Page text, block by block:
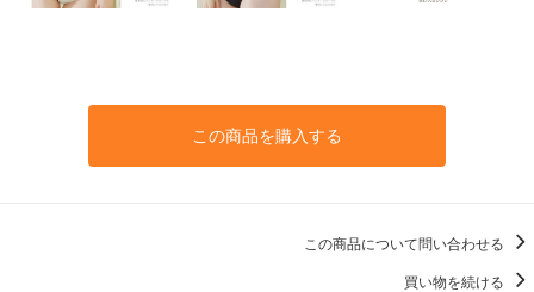
この商品を購入する
この商品について問い合わせる
買い物を続ける